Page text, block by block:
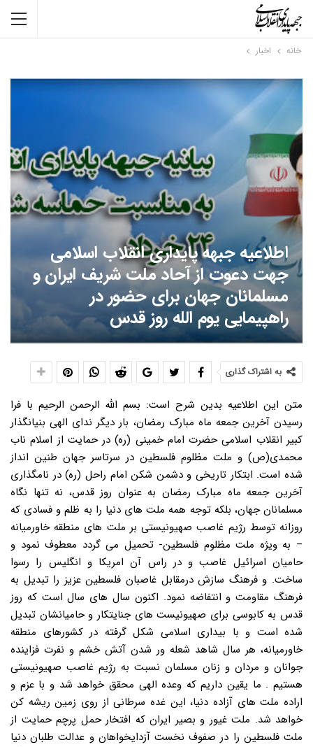
خانه اخبار
اطلاعیه جبهه پایداری انقلاب اسلامی
جهت دعوت از آحاد ملت شریف ایران و
مسلمانان جهان برای حضور در
راهپیمایی یوم الله روز قدس
به اشتراک گذاری
متن این اطلاعیه بدین شرح است: بسم الله الرحمن الرحیم با فرا
رسیدن آخرین جمعه ماه مبارک رمضان، بار دیگر ندای الهی بنیانگذار
کبیر انقلاب اسلامی حضرت امام خمینی (ره) در حمایت از اسلام ناب
محمدی(ص) و ملت مظلوم فلسطین در سرتاسر جهان طنین انداز
شده است. ابتکار تاریخی و دشمن شکن امام راحل (ره) در نامگذاری
آخرین جمعه ماه مبارک رمضان به عنوان روز قدس، نه تنها نگاه
مسلمانان جهان، بلکه توجه همه ملت های دنیا را به ظلم و فسادی که
روزانه توسط رژیم غاصب صهیونیستی بر ملت های منطقه خاورمیانه
– به ویژه ملت مظلوم فلسطین- تحمیل می گردد معطوف نمود و
حامیان اسرائیل غاصب و در راس آن امریکا و انگلیس را رسوا
ساخت. و فرهنگ سازش درمقابل غاصبان فلسطین عزیز را تبدیل به
فرهنگ مقاومت و انتفاضه نمود. اکنون سال های سال است که روز
قدس به کابوسی برای صهیونیست های جنایتکار و حامیانشان تبدیل
شده است و با بیداری اسلامی شکل گرفته در کشورهای منطقه
خاورمیانه، هر سال شاهد شعله ور شدن آتش خشم و نفرت فزاینده
جوانان و مردان و زنان مسلمان نسبت به رژیم غاصب صهیونیستی
هستیم . ما یقین داریم که وعده الهی محقق خواهد شد و با عزم و
اراده ملت های آزاده دنیا، این غده سرطانی از روی زمین ریشه کن
خواهد شد. ملت غیور و بصیر ایران که افتخار حمل پرچم حمایت از
ملت فلسطین را در صفوف نخست آزدایخواهان و عدالت طلبان دنیا